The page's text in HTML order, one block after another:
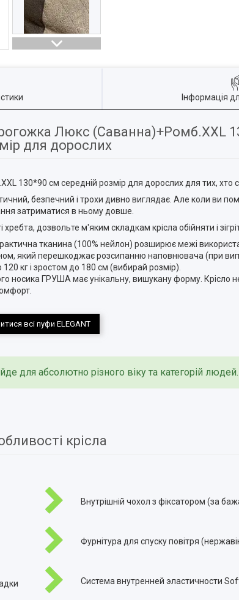
Інформація
Люкс (Саванна)+Ромб.XXL
для дорослих
130*90 см середній розмір для дорослих для тих, хто
безпечний і трохи дивно виглядає. Але коли ви
затриматися в ньому довше.
дозвольте м'яким складкам крісла обійняти і
тканина (100% нейлон) розширює межі
який перешкоджає розсипанню наповнювача (при
кг і зростом до 180 см (вибирай розмір).
носика ГРУША має унікальну, вишукану форму. Крісло
всі пуфи ELEGANT
для абсолютно різного віку та категорій людей.
крісла
Внутрішній чохол з фіксатором (за
Фурнітура для спуску повітря
Система внутренней эластичности